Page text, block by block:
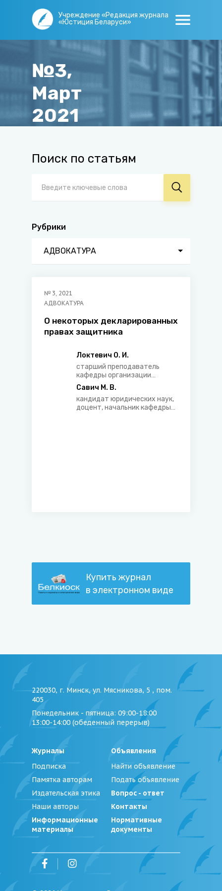
Учреждение «Редакция журнала
«Юстиция Беларуси»
№3,
Март
2021
Поиск по статьям
Рубрики
АДВОКАТУРА
№ 3, 2021
АДВОКАТУРА
О некоторых декларированных
правах защитника
Локтевич О. И.
старший преподаватель
кафедры организации
предварительного
расследования Института
повышения квалификации и
переподготовки кадров
Савич М. В.
кандидат юридических наук,
доцент, начальник кафедры
Купить журнал
в электронном виде
220030, г. Минск, ул. Мясникова, 5 , пом.
405
Понедельник - пятница: 09:00-18:00
13:00-14:00 (обеденный перерыв)
Журналы
Подписка
Памятка авторам
Издательская этика
Наши авторы
Информационные
материалы
Объявления
Найти объявление
Подать объявление
Вопрос - ответ
Контакты
Нормативные
документы